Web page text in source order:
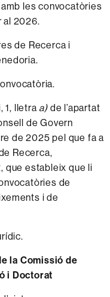
les convocatòries
al 2026.
de Recerca i
1, lletraa) de l’apartat
de Govern
de 2025 pel que fa a
Recerca,
que estableix que li
de
i de
la Comissió de
i Doctorat